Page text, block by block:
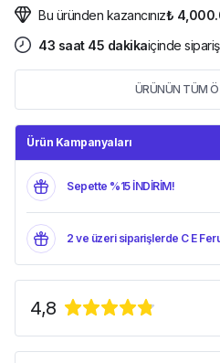
Bu üründen kazancınız₺
43 saat 45 dakikaiçinde
ÜRÜNÜN TÜM
Ürün Kampanyaları
Sepette %15 İNDİRİM!
2 ve üzeri siparişlerde C E
4,8